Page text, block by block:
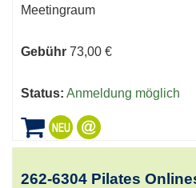
Meetingraum
Gebühr 73,00 €
Status: Anmeldung möglich
262-6304 Pilates